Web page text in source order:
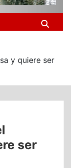
y quiere ser
ser